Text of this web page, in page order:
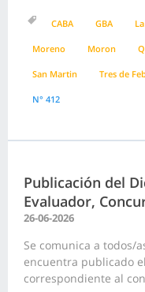
CABA GBA
Moreno Moron
San Martin Tres de
N° 412
Publicación del
Evaluador,
26-06-2026
Se comunica a todos/
encuentra publicado
correspondiente al